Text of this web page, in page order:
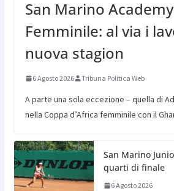
San Marino
Femminile: al via i
nuova stagion
6 Agosto 2026 Tribuna Politica Web
A parte una sola eccezione – quella di
nella Coppa d’Africa femminile con il
San Marino
quarti di finale
6 Agosto 2026